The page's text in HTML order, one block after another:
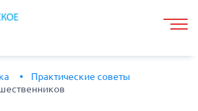
Практические советы